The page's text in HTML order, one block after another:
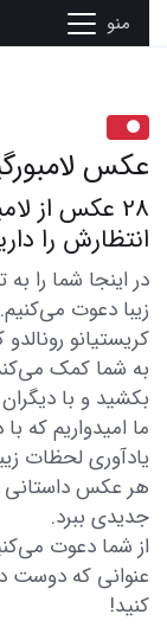
منو
عکس
28 عکس از
انتظارش را
در اینجا شما را
کریستیانو
به شما کمک
بکشید و با
ما امیدواریم که
یادآوری لحظات
هر عکس داستانی
جدیدی ببرد.
از شما دعوت
عنوانی که دوست
کنید!